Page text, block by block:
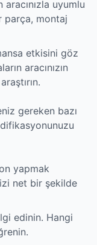
uyumlu
parça, montaj
etkisini göz
aracınızın
gereken bazı
yapmak
net bir şekilde
edinin. Hangi